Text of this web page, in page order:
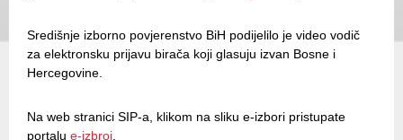
Središnje izborno povjerenstvo BiH podijelilo je video vodič
za elektronsku prijavu birača koji glasuju izvan Bosne i
Hercegovine.
Na web stranici SIP-a, klikom na sliku e-izbori pristupate
portalu e-izbroi.